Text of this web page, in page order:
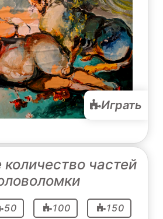
Играть
частей
50 100 150